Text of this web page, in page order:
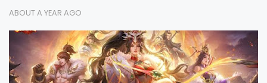
ABOUT A YEAR AGO